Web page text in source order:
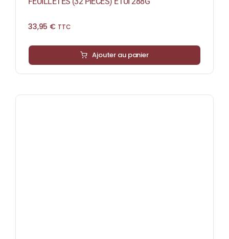
33,95 € TTC
Ajouter au panier